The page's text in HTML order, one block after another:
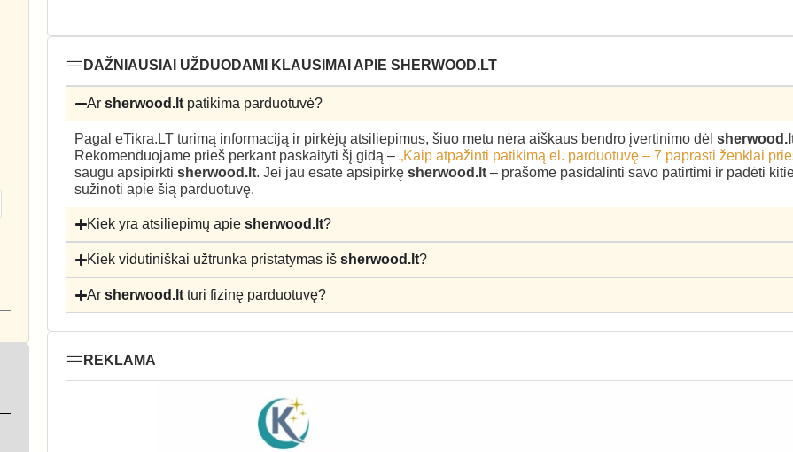
DAŽNIAUSIAI UŽDUODAMI KLAUSIMAI APIE SHERWOOD.LT
Arsherwood.lt patikima parduotuvė?
Pagal eTikra.LT turimą informaciją ir pirkėjų atsiliepimus, šiuo metu nėra aiškaus bendro įvertinimo dėl
Rekomenduojame prieš perkant paskaityti šį gidą – „Kaip atpažinti patikimą el. parduotuvę – 7 paprasti ženklai
saugu apsipirkti sherwood.lt. Jei jau esate apsipirkę sherwood.lt – prašome pasidalinti savo patirtimi ir padėti
sužinoti apie šią parduotuvę.
Kiek yra atsiliepimų apiesherwood.lt?
Kiek vidutiniškai užtrunka pristatymas išsherwood.lt?
Arsherwood.lt turi fizinę parduotuvę?
REKLAMA